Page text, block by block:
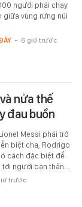
người phải chạy
giữa vùng rừng núi
- 6 giờ trước
nửa thế
đau buồn
Messi phải trở
biệt cha, Rodrigo
cách đặc biệt để
tới người bạn thân.…
trước